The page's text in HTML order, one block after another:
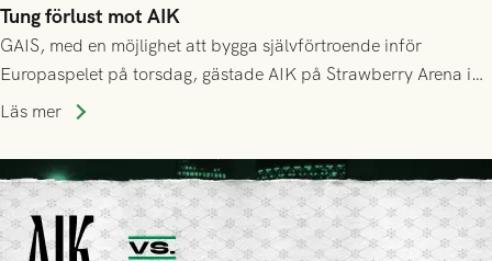
Tung förlust mot AIK
GAIS, med en möjlighet att bygga självförtroende inför
Europaspelet på torsdag, gästade AIK på Strawberry Arena i
Stockholm . Men trots konstant hotande i första halvlek av
lyckades få in 2-0.
Läs mer